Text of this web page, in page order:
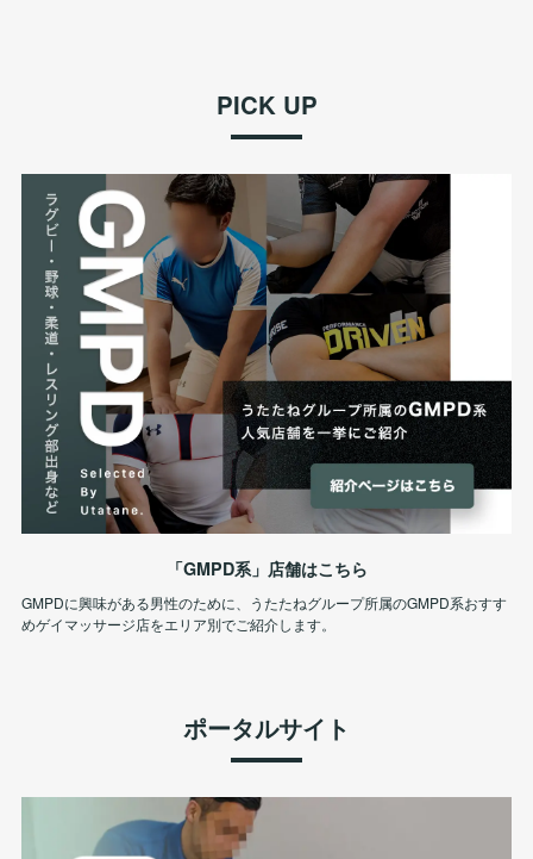
PICK UP
「GMPD系」店舗はこちら
GMPDに興味がある男性のために、うたたねグループ所属のGMPD系おすす
めゲイマッサージ店をエリア別でご紹介します。
ポータルサイト